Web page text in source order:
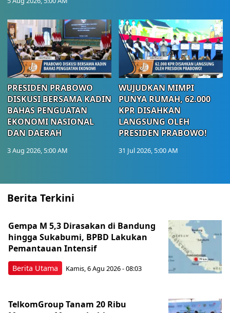
PRESIDEN PRABOWO
DISKUSI BERSAMA KADIN
BAHAS PENGUATAN
EKONOMI NASIONAL
DAN DAERAH
3 Aug 2026, 5:00 AM
WUJUDKAN MIMPI
PUNYA RUMAH, 62.000
KPR DISAHKAN
LANGSUNG OLEH
PRESIDEN PRABOWO!
31 Jul 2026, 5:00 AM
Berita Terkini
Berita Utama
Gempa M 5,3 Dirasakan di Bandung
hingga Sukabumi, BPBD Lakukan
Pemantauan Intensif
Kamis, 6 Agu 2026 - 08:03
TelkomGroup Tanam 20 Ribu